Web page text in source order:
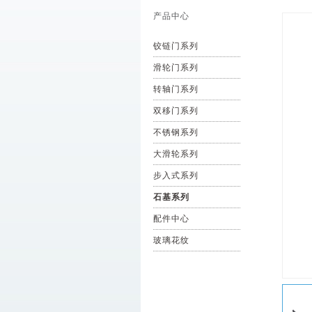
产品中心
铰链门系列
滑轮门系列
转轴门系列
双移门系列
不锈钢系列
大滑轮系列
步入式系列
石基系列
配件中心
玻璃花纹